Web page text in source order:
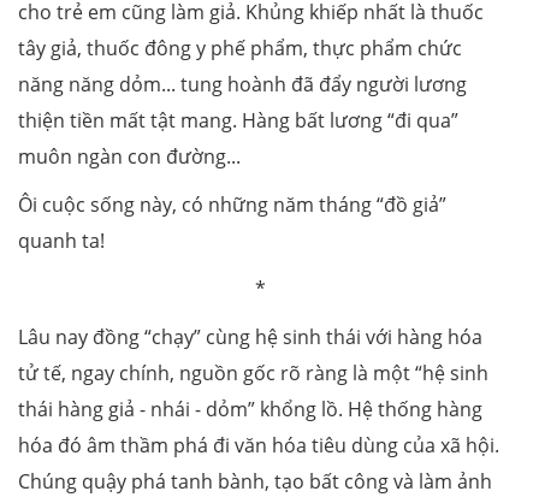
cho trẻ em cũng làm giả. Khủng khiếp nhất là thuốc
tây giả, thuốc đông y phế phẩm, thực phẩm chức
năng năng dỏm... tung hoành đã đẩy người lương
thiện tiền mất tật mang. Hàng bất lương “đi qua”
muôn ngàn con đường...
Ôi cuộc sống này, có những năm tháng “đồ giả”
quanh ta!
*
Lâu nay đồng “chạy” cùng hệ sinh thái với hàng hóa
tử tế, ngay chính, nguồn gốc rõ ràng là một “hệ sinh
thái hàng giả - nhái - dỏm” khổng lồ. Hệ thống hàng
hóa đó âm thầm phá đi văn hóa tiêu dùng của xã hội.
Chúng quậy phá tanh bành, tạo bất công và làm ảnh